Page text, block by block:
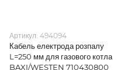
Артикул: 494094
Кабель електрода розпалу
L=250 мм для газового котла
BAXI/WESTEN 710430800